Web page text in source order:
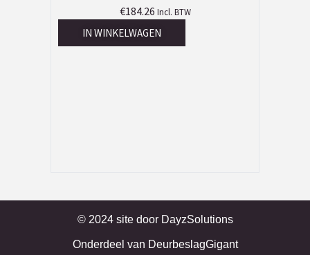
€184.26 Incl. BTW
IN WINKELWAGEN
© 2024 site door DayzSolutions
Onderdeel van DeurbeslagGigant